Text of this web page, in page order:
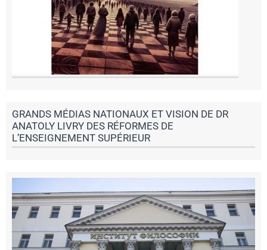
GRANDS MÉDIAS NATIONAUX ET VISION DE DR
ANATOLY LIVRY DES RÉFORMES DE
L’ENSEIGNEMENT SUPÉRIEUR